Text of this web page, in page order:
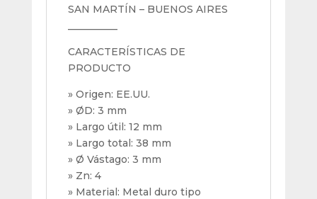
SAN MARTÍN – BUENOS AIRES
CARACTERÍSTICAS DE
PRODUCTO
» Origen: EE.UU.
» ØD: 3 mm
» Largo útil: 12 mm
» Largo total: 38 mm
» Ø Vástago: 3 mm
» Zn: 4
» Material: Metal duro tipo